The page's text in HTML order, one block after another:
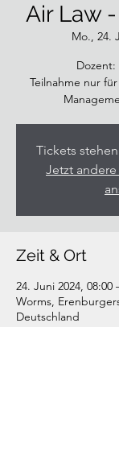
Air Law
Mo., 24.
Dozent:
Teilnahme nur
Tickets
Jetzt
Zeit & Ort
24. Juni 2024, 08:00
Worms,
Deutschland